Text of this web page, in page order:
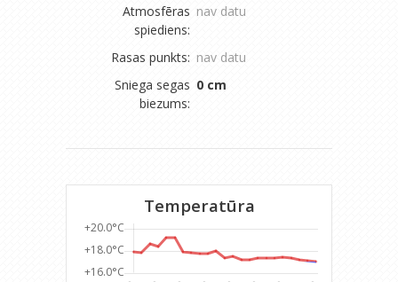
Atmosfēras
spiediens:
nav datu
Rasas punkts: nav datu
Sniega segas
biezums:
0 cm
Temperatūra